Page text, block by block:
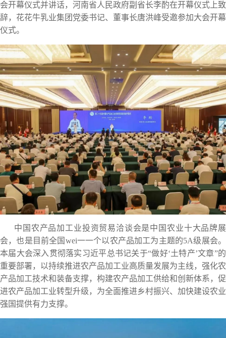
会开幕仪式并讲话，河南省人民政府副省长李酌在开幕仪式上致
辞，花花牛乳业集团党委书记、董事长唐洪峰受邀参加大会开幕
仪式。
中国农产品加工业投资贸易洽谈会是中国农业十大品牌展
会，也是目前全国wei一一个以农产品加工为主题的5A级展会。
本届大会深入贯彻落实习近平总书记关于“做好‘土特产’文章”的
重要部署，以持续推进农产品加工业高质量发展为主线，强化农
产品加工技术和装备支撑，构建农产品加工供给和创新体系，促
进农产品加工业转型升级，为全面推进乡村振兴、加快建设农业
强国提供有力支撑。